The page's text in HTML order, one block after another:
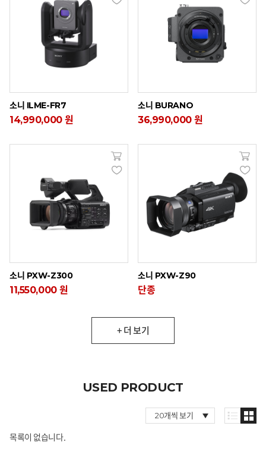
소니 ILME-FR7
14,990,000 원
소니 BURANO
36,990,000 원
소니 PXW-Z300
11,550,000 원
소니 PXW-Z90
단종
+ 더 보기
USED PRODUCT
목록이 없습니다.